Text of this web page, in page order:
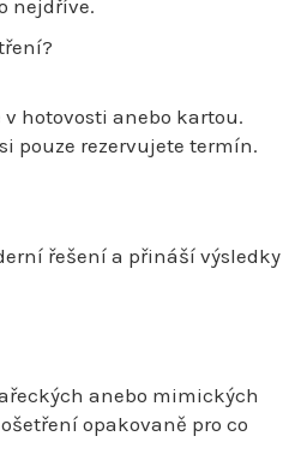
nejdříve.
hotovosti anebo kartou.
pouze rezervujete termín.
řešení a přináší výsledky
anebo mimických
opakovaně pro co